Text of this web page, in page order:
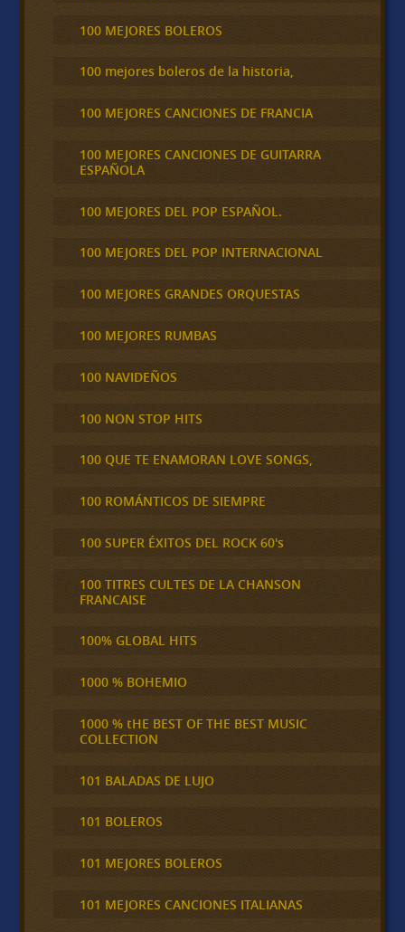
100 MEJORES BOLEROS
100 mejores boleros de la historia,
100 MEJORES CANCIONES DE FRANCIA
100 MEJORES CANCIONES DE GUITARRA
ESPAÑOLA
100 MEJORES DEL POP ESPAÑOL.
100 MEJORES DEL POP INTERNACIONAL
100 MEJORES GRANDES ORQUESTAS
100 MEJORES RUMBAS
100 NAVIDEÑOS
100 NON STOP HITS
100 QUE TE ENAMORAN LOVE SONGS,
100 ROMÁNTICOS DE SIEMPRE
100 SUPER ÉXITOS DEL ROCK 60's
100 TITRES CULTES DE LA CHANSON
FRANCAISE
100% GLOBAL HITS
1000 % BOHEMIO
1000 % tHE BEST OF THE BEST MUSIC
COLLECTION
101 BALADAS DE LUJO
101 BOLEROS
101 MEJORES BOLEROS
101 MEJORES CANCIONES ITALIANAS